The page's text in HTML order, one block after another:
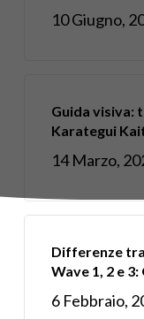
10 Giugno,
Guida visiva:
Karategui
14 Marzo,
Differenze
Wave 1, 2 e
6 Febbraio,